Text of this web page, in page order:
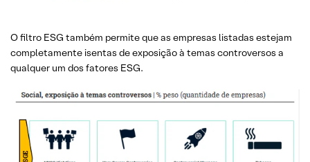
O filtro ESG também permite que as empresas listadas estejam
completamente isentas de exposição à temas controversos a
qualquer um dos fatores ESG.